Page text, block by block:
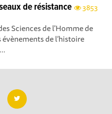
3853
de résistance
Sciences de l'Homme de
de l’histoire